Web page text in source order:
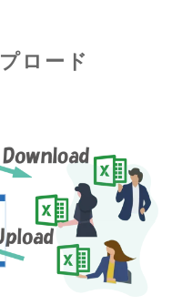
ロード